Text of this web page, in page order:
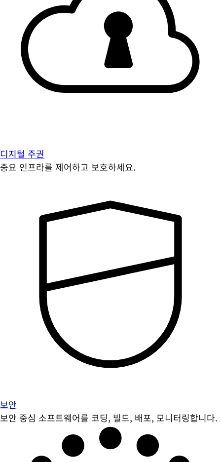
디지털 주권
중요 인프라를 제어하고 보호하세요.
보안
보안 중심 소프트웨어를 코딩, 빌드, 배포, 모니터링합니다.